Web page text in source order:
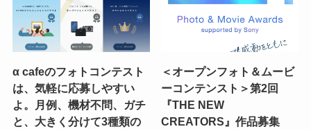
α cafeのフォトコンテスト
は、気軽に応募しやすい
よ。月例、機材不問、ガチ
と、大きく分けて3種類の
＜オープンフォト＆ムービ
ーコンテンスト＞第2回
『THE NEW
CREATORS』作品募集